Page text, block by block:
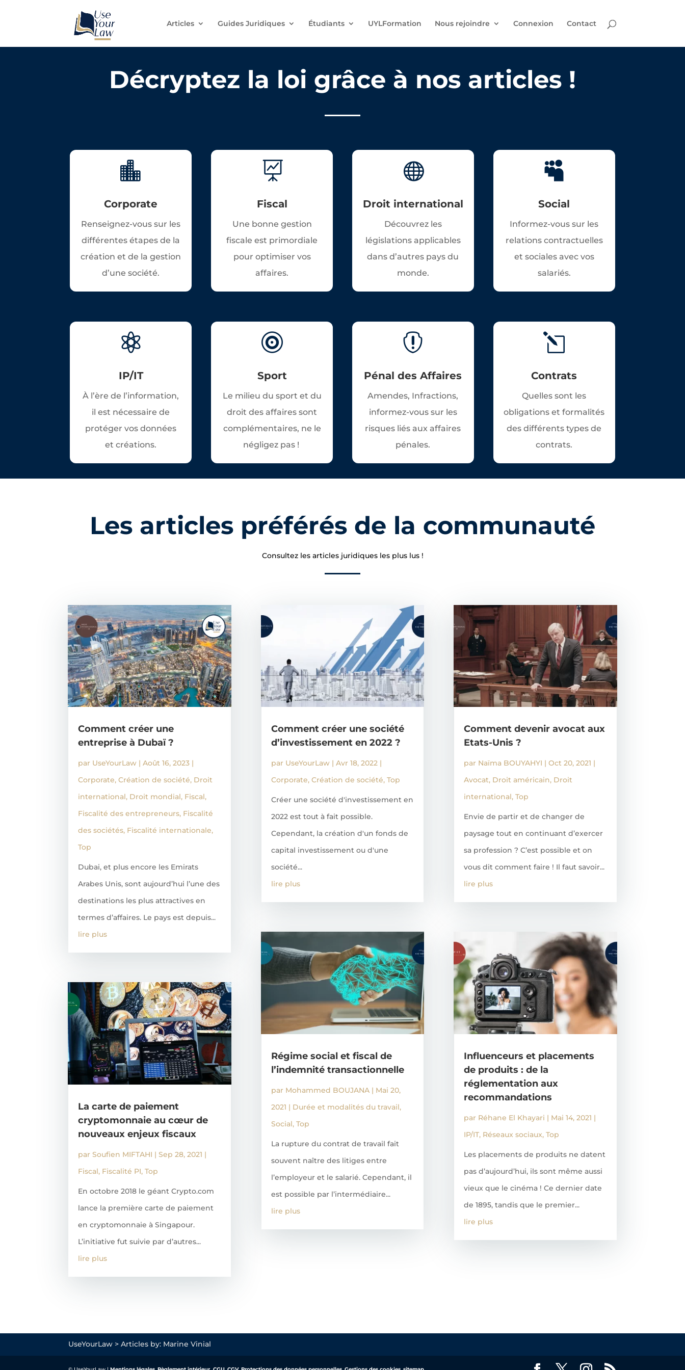
Articles Guides Juridiques Étudiants UYLFormation Nous rejoindre Connexion Contact
Décryptez la loi grâce à nos articles !

Corporate
Renseignez-vous sur les
différentes étapes de la
création et de la gestion
d’une société.

Fiscal
Une bonne gestion
fiscale est primordiale
pour optimiser vos
affaires.

Droit international
Découvrez les
législations applicables
dans d’autres pays du
monde.

Social
Informez-vous sur les
relations contractuelles
et sociales avec vos
salariés.

IP/IT
À l’ère de l’information,
il est nécessaire de
protéger vos données
et créations.

Sport
Le milieu du sport et du
droit des affaires sont
complémentaires, ne le
négligez pas !

Pénal des Affaires
Amendes, Infractions,
informez-vous sur les
risques liés aux affaires
pénales.
l
Contrats
Quelles sont les
obligations et formalités
des différents types de
contrats.
Les articles préférés de la communauté
Consultez les articles juridiques les plus lus !
Comment créer une
entreprise à Dubaï ?
par UseYourLaw |Août 16, 2023 |
Corporate,Création de société, Droit
international, Droit mondial, Fiscal,
Fiscalité des entrepreneurs, Fiscalité
des sociétés, Fiscalité internationale,
Top
Dubai, et plus encore les Emirats
Arabes Unis, sont aujourd’hui l’une des
destinations les plus attractives en
termes d’affaires. Le pays est depuis...
lire plus
La carte de paiement
cryptomonnaie au cœur de
nouveaux enjeux fiscaux
parSoufien MIFTAHI |Sep 28, 2021 |
Fiscal, Fiscalité PI,Top
En octobre 2018 le géant Crypto.com
lance la première carte de paiement
en cryptomonnaie à Singapour.
L’initiative fut suivie par d’autres...
lire plus
Comment créer une société
d’investissement en 2022 ?
par UseYourLaw | Avr 18, 2022|
Corporate, Création de société, Top
Créer une société d'investissement en
2022 est tout à fait possible.
Cependant, la création d'un fonds de
capital investissement ou d'une
société...
lire plus
Régime social et fiscal de
l’indemnité transactionnelle
par Mohammed BOUJANA| Mai 20,
2021 | Durée et modalités du travail,
Social, Top
La rupture du contrat de travail fait
souvent naître des litiges entre
l’employeur et le salarié. Cependant, il
est possible par l’intermédiaire...
lire plus
Comment devenir avocat aux
Etats-Unis ?
par Naïma BOUYAHYI | Oct 20, 2021 |
Avocat, Droit américain, Droit
international, Top
Envie de partir et de changer de
paysage tout en continuant d’exercer
sa profession ? C’est possible et on
vous dit comment faire ! Il faut savoir...
lire plus
Influenceurs et placements
de produits : de la
réglementation aux
recommandations
par Réhane El Khayari | Mai 14, 2021 |
IP/IT, Réseaux sociaux, Top
Les placements de produits ne datent
pas d’aujourd’hui, ils sont même aussi
vieux que le cinéma ! Ce dernier date
de 1895, tandis que le premier...
lire plus
UseYourLaw >Articles by: Marine Vinial